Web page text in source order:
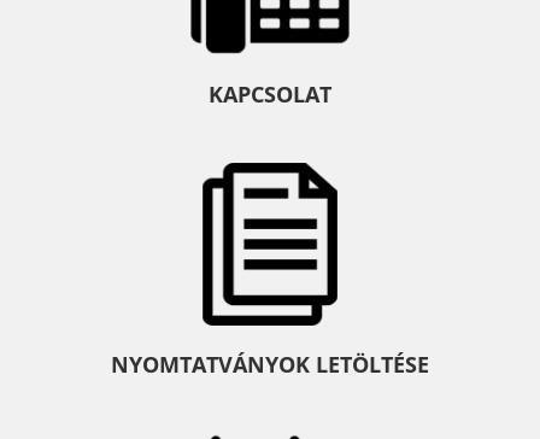
KAPCSOLAT
NYOMTATVÁNYOK LETÖLTÉSE